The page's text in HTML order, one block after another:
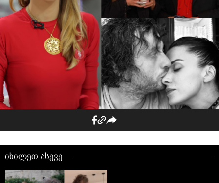
იხილეთ ასევე